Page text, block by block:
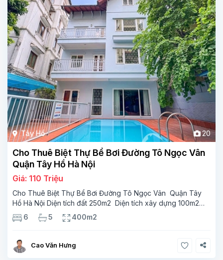
Tây Hồ 20
Cho Thuê Biệt Thự Bể Bơi Đường Tô Ngọc Vân
Quận Tây Hồ Hà Nội
Giá: 110 Triệu
Cho Thuê Biệt Thự Bể Bơi Đường Tô Ngọc Vân Quận Tây
Hồ Hà Nội Diện tích đất 250m2 Diện tích xây dựng 100m2
Xây 4 tầng, 6 phòng ngủ 5 phòng tắm Tầng 1, , phòng
khách , phòng bếp-1wc Tầng 2, 2 phòng
6 5 400m2
Cao Văn Hưng